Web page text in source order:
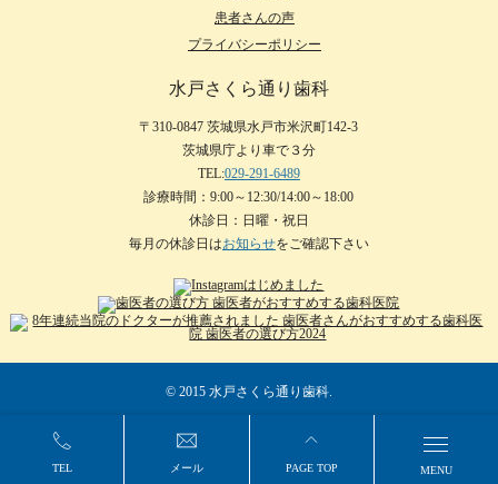
TEL メール PAGE TOP MENU
患者さんの声
プライバシーポリシー
水戸さくら通り歯科
〒310-0847 茨城県水戸市米沢町142-3
茨城県庁より車で３分
TEL:029-291-6489
診療時間：9:00～12:30/14:00～18:00
休診日：日曜・祝日
毎月の休診日はお知らせをご確認下さい
© 2015 水戸さくら通り歯科.